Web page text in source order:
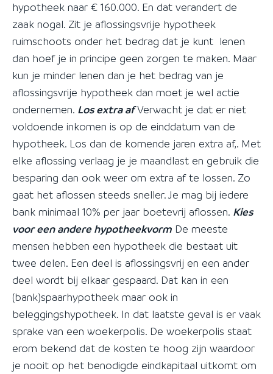
hypotheek naar € 160.000. En dat verandert de
zaak nogal. Zit je aflossingsvrije hypotheek
ruimschoots onder het bedrag dat je kunt lenen
dan hoef je in principe geen zorgen te maken. Maar
kun je minder lenen dan je het bedrag van je
aflossingsvrije hypotheek dan moet je wel actie
ondernemen. Los extra afVerwacht je dat er niet
voldoende inkomen is op de einddatum van de
hypotheek. Los dan de komende jaren extra af,. Met
elke aflossing verlaag je je maandlast en gebruik die
besparing dan ook weer om extra af te lossen. Zo
gaat het aflossen steeds sneller. Je mag bij iedere
bank minimaal 10% per jaar boetevrij aflossen. Kies
voor een andere hypotheekvorm De meeste
mensen hebben een hypotheek die bestaat uit
twee delen. Een deel is aflossingsvrij en een ander
deel wordt bij elkaar gespaard. Dat kan in een
(bank)spaarhypotheek maar ook in
beleggingshypotheek. In dat laatste geval is er vaak
sprake van een woekerpolis. De woekerpolis staat
erom bekend dat de kosten te hoog zijn waardoor
je nooit op het benodigde eindkapitaal uitkomt om